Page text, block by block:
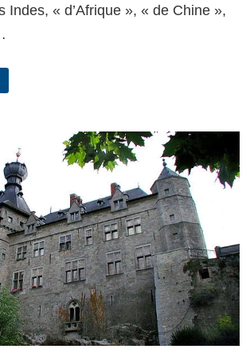
Indes, « d’Afrique », « de Chine »,